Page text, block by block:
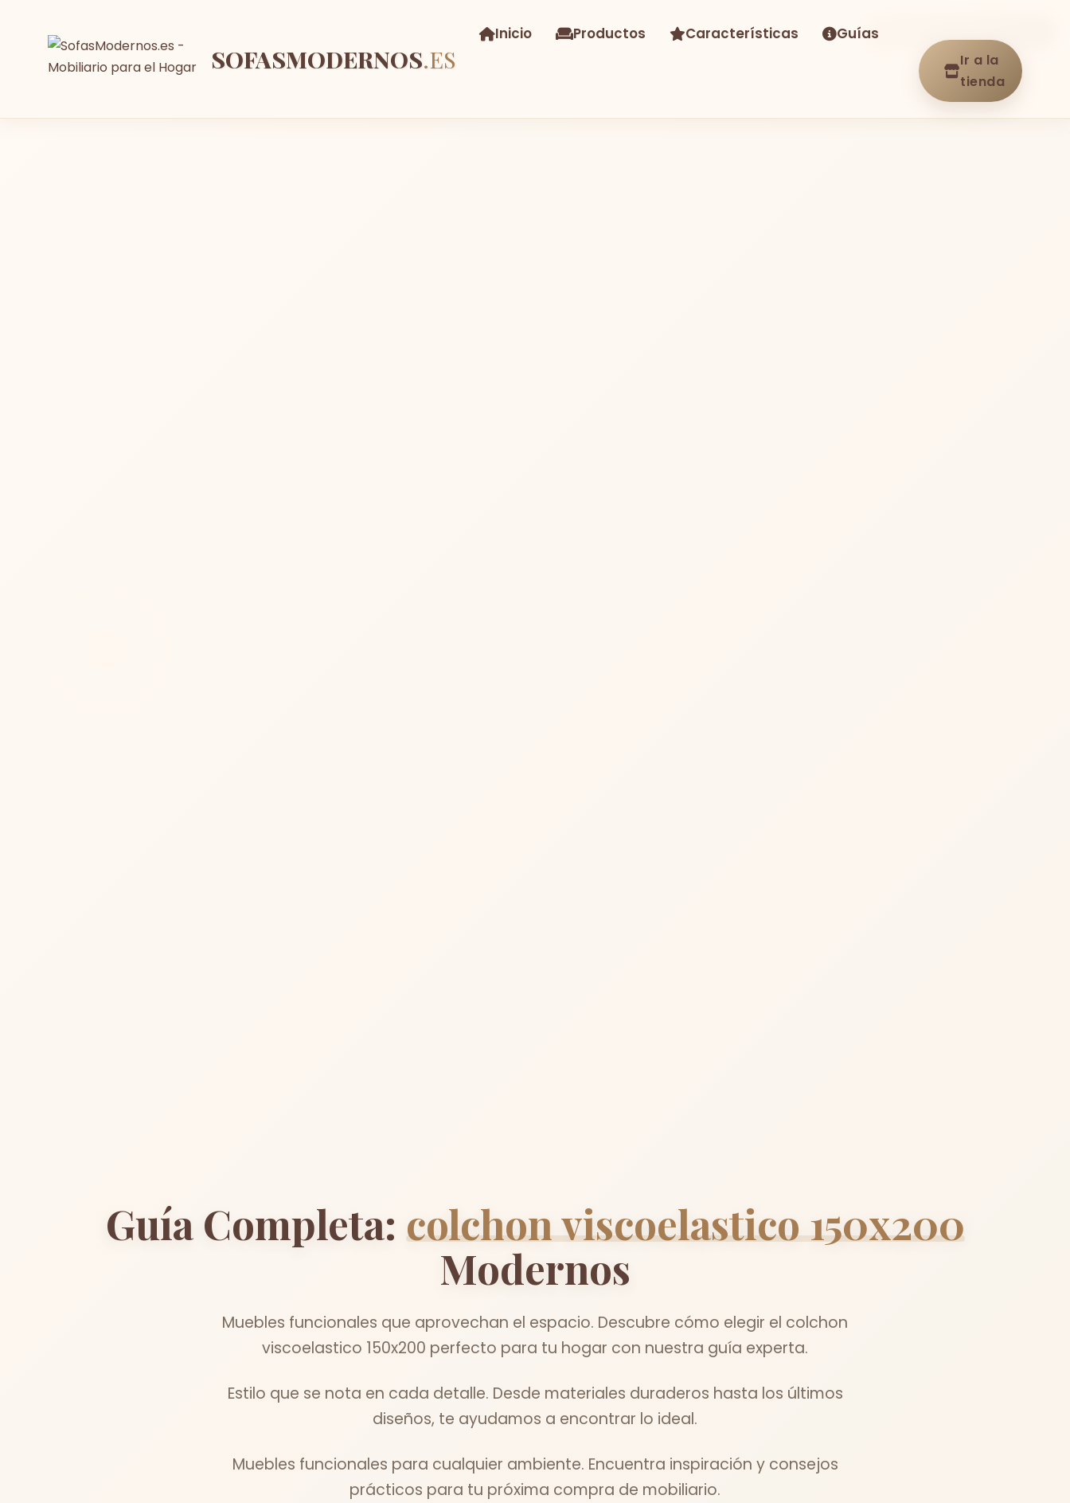
SOFASMODERNOS.ES
Inicio Productos Características Guías
Ir a la
tienda
Guía Completa: colchon viscoelastico 150x200
Modernos
Muebles funcionales que aprovechan el espacio. Descubre cómo elegir el colchon
viscoelastico 150x200 perfecto para tu hogar con nuestra guía experta.
Estilo que se nota en cada detalle. Desde materiales duraderos hasta los últimos
diseños, te ayudamos a encontrar lo ideal.
Muebles funcionales para cualquier ambiente. Encuentra inspiración y consejos
prácticos para tu próxima compra de mobiliario.